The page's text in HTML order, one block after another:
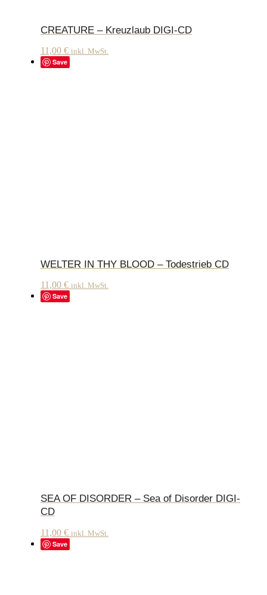
CREATURE – Kreuzlaub DIGI-CD
11,00 € inkl. MwSt.
Save
WELTER IN THY BLOOD – Todestrieb CD
11,00 € inkl. MwSt.
Save
SEA OF DISORDER – Sea of Disorder DIGI-
CD
11,00 € inkl. MwSt.
Save